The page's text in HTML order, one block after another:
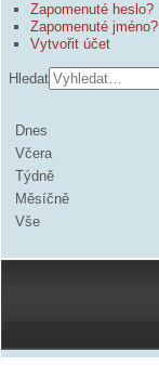
Zapomenuté heslo?
Zapomenuté jméno?
Vytvořit účet
Hledat
Dnes
Včera
Týdně
Měsíčně
Vše